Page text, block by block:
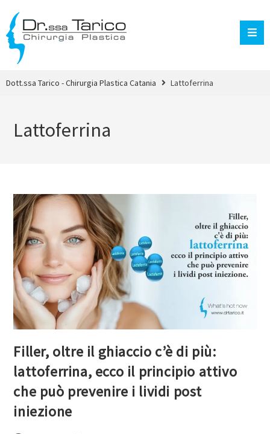
Dott.ssa Tarico - Chirurgia Plastica Catania Lattoferrina
Lattoferrina
Filler, oltre il ghiaccio c’è di più:
lattoferrina, ecco il principio attivo
che può prevenire i lividi post
iniezione